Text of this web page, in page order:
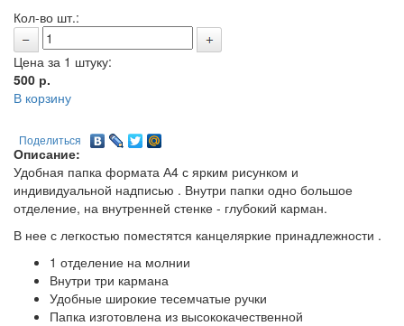
Кол-во шт.:
Цена за 1 штуку:
500 р.
В корзину
Поделиться
Описание:
Удобная папка формата А4 с ярким рисунком и
индивидуальной надписью . Внутри папки одно большое
отделение, на внутренней стенке - глубокий карман.
В нее с легкостью поместятся канцеляркие принадлежности .
1 отделение на молнии
Внутри три кармана
Удобные широкие тесемчатые ручки
Папка изготовлена из высококачественной